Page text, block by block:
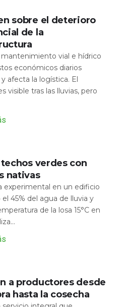
sobre el deterioro
de la
mantenimiento vial e hídrico
económicos diarios
afecta la logística. El
visible tras las lluvias, pero
verdes con
nativas
experimental en un edificio
45% del agua de lluvia y
de la losa 15°C en
a productores desde
hasta la cosecha